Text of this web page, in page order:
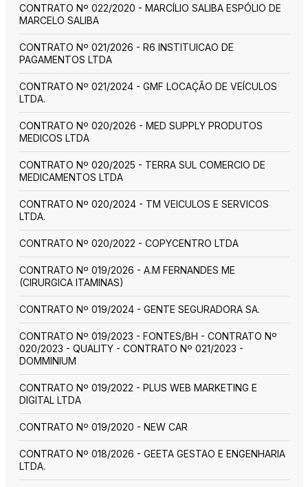
CONTRATO Nº 022/2020 - MARCÍLIO SALIBA ESPÓLIO DE
MARCELO SALIBA
CONTRATO Nº 021/2026 - R6 INSTITUICAO DE
PAGAMENTOS LTDA
CONTRATO Nº 021/2024 - GMF LOCAÇÃO DE VEÍCULOS
LTDA.
CONTRATO Nº 020/2026 - MED SUPPLY PRODUTOS
MEDICOS LTDA
CONTRATO Nº 020/2025 - TERRA SUL COMERCIO DE
MEDICAMENTOS LTDA
CONTRATO Nº 020/2024 - TM VEICULOS E SERVICOS
LTDA.
CONTRATO Nº 020/2022 - COPYCENTRO LTDA
CONTRATO Nº 019/2026 - A.M FERNANDES ME
(CIRURGICA ITAMINAS)
CONTRATO Nº 019/2024 - GENTE SEGURADORA SA.
CONTRATO Nº 019/2023 - FONTES/BH - CONTRATO Nº
020/2023 - QUALITY - CONTRATO Nº 021/2023 -
DOMMINIUM
CONTRATO Nº 019/2022 - PLUS WEB MARKETING E
DIGITAL LTDA
CONTRATO Nº 019/2020 - NEW CAR
CONTRATO Nº 018/2026 - GEETA GESTAO E ENGENHARIA
LTDA.